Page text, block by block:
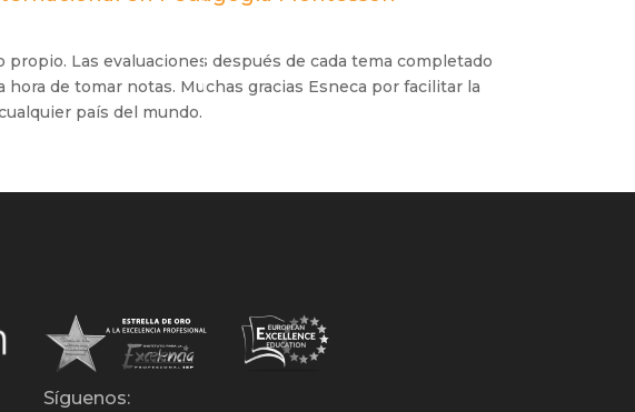
Las evaluaciones después de cada tema completado
de tomar notas. Muchas gracias Esneca por facilitar la
país del mundo.
Síguenos: